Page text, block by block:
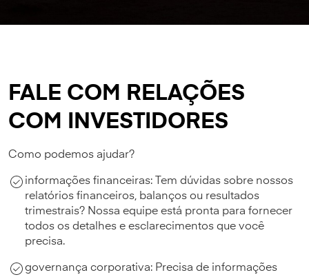
FALE COM RELAÇÕES
COM INVESTIDORES
Como podemos ajudar?
informações financeiras: Tem dúvidas sobre nossos
relatórios financeiros, balanços ou resultados
trimestrais? Nossa equipe está pronta para fornecer
todos os detalhes e esclarecimentos que você
precisa.
governança corporativa: Precisa de informações